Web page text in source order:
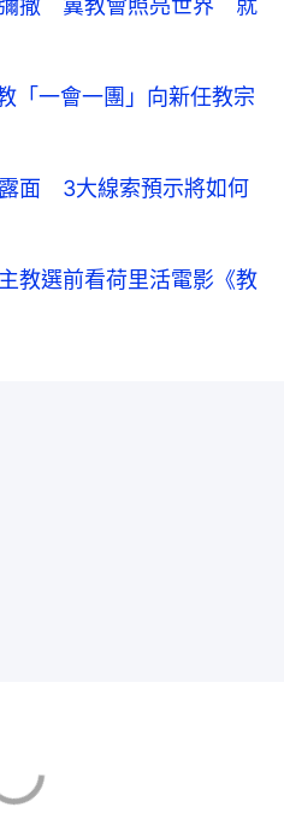
彌撒 冀教會照亮世界 就
「一會一團」向新任教宗
面 3大線索預示將如何
教選前看荷里活電影《教